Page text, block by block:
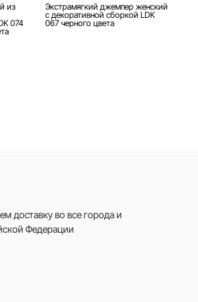
из
074
Экстрамягкий джемпер женский
с декоративной сборкой LDK
067 черного цвета
доставку во все городаи
Федерации